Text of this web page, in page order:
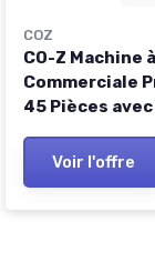
COZ
CO-Z Machine
Commerciale
45 Pièces
45pcsVoir l'offre